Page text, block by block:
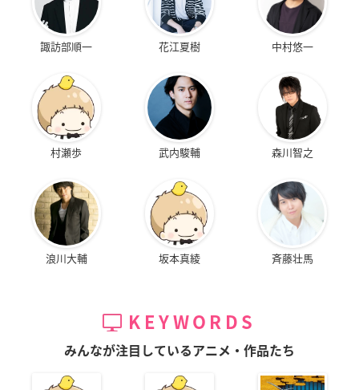
諏訪部順一 花江夏樹 中村悠一
村瀬歩 武内駿輔 森川智之
浪川大輔 坂本真綾 斉藤壮馬
KEYWORDS
みんなが注目しているアニメ・作品たち